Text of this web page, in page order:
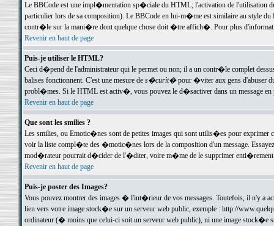
Le BBCode est une impl�mentation sp�ciale du HTML; l'activation de l'utilisation
particulier lors de sa composition). Le BBCode en lui-m�me est similaire au style
contr�le sur la mani�re dont quelque chose doit �tre affich�. Pour plus
Revenir en haut de page
Puis-je utiliser le HTML?
Ceci d�pend de l'administrateur qui le permet ou non; il a un contr�le complet
balises fonctionnent. C'est une mesure de s�curit�pour �viter aux gens d'abuser
probl�mes. Si le HTML est activ�, vous pouvez le d�sactiver dans un message en
Revenir en haut de page
Que sont les smilies ?
Les smilies, ou Emotic�nes sont de petites images qui sont utilis�es pour exprimer
voir la liste compl�te des �motic�nes lors de la composition d'un message.
mod�rateur pourrait d�cider de l'�diter, voire m�me de le supprimer
Revenir en haut de page
Puis-je poster des Images?
Vous pouvez montrer des images � l'int�rieur de vos messages. Toutefois, il n'y a
lien vers votre image stock�e sur un serveur web public, exemple : http://
ordinateur (� moins que celui-ci soit un serveur web public), ni une image stock�e